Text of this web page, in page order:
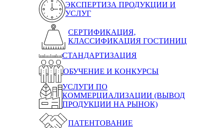
ЭКСПЕРТИЗА ПРОДУКЦИИ И
УСЛУГ
СЕРТИФИКАЦИЯ,
КЛАССИФИКАЦИЯ ГОСТИНИЦ
СТАНДАРТИЗАЦИЯ
ОБУЧЕНИЕ И КОНКУРСЫ
УСЛУГИ ПО
КОММЕРЦИАЛИЗАЦИИ (ВЫВОД
ПРОДУКЦИИ НА РЫНОК)
ПАТЕНТОВАНИЕ